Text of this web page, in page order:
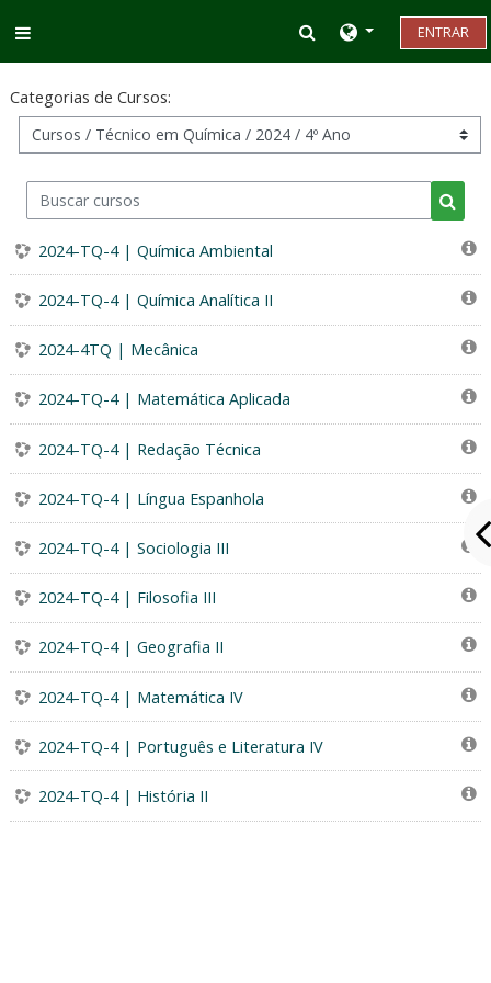
Alternar entrada
ENTRAR
Categorias de Cursos:
Buscar cursos
2024-TQ-4 | Química Ambiental
2024-TQ-4 | Química Analítica II
2024-4TQ | Mecânica
2024-TQ-4 | Matemática Aplicada
2024-TQ-4 | Redação Técnica
2024-TQ-4 | Língua Espanhola
2024-TQ-4 | Sociologia III
2024-TQ-4 | Filosofia III
2024-TQ-4 | Geografia II
2024-TQ-4 | Matemática IV
2024-TQ-4 | Português e Literatura IV
2024-TQ-4 | História II